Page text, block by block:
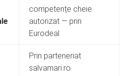
competențe cheie
autorizat — prin
Eurodeal
Prin parteneriat
salvamari.ro